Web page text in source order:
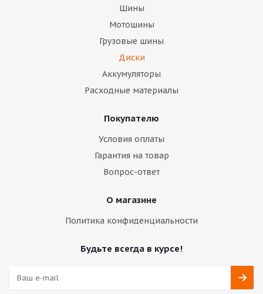
Шины
Мотошины
Грузовые шины
Диски
Аккумуляторы
Расходные материалы
Покупателю
Условия оплаты
Гарантия на товар
Вопрос-ответ
О магазине
Политика конфиденциальности
Будьте всегда в курсе!